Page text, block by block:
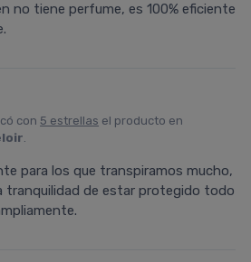
no tiene perfume, es 100% eficiente
con 5 estrellas el producto en
.
para los que transpiramos mucho,
tranquilidad de estar protegido todo